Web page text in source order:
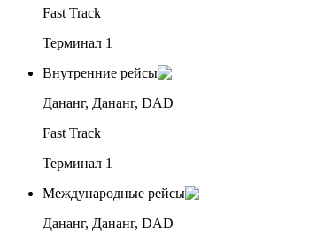
Fast Track
Терминал 1
Внутренние рейсы
Дананг, Дананг, DAD
Fast Track
Терминал 1
Международные рейсы
Дананг, Дананг, DAD